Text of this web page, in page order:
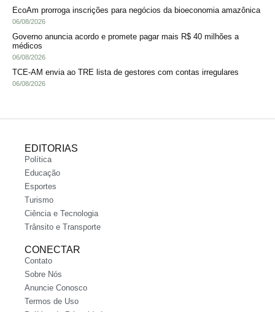
EcoAm prorroga inscrições para negócios da bioeconomia amazônica
06/08/2026
Governo anuncia acordo e promete pagar mais R$ 40 milhões a
médicos
06/08/2026
TCE-AM envia ao TRE lista de gestores com contas irregulares
06/08/2026
EDITORIAS
Política
Educação
Esportes
Turismo
Ciência e Tecnologia
Trânsito e Transporte
CONECTAR
Contato
Sobre Nós
Anuncie Conosco
Termos de Uso